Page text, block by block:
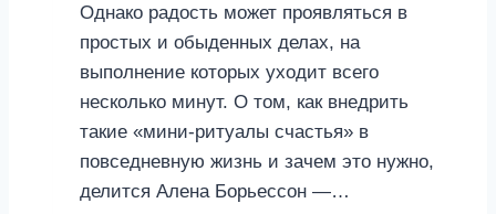
Однако радость может проявляться в
простых и обыденных делах, на
выполнение которых уходит всего
несколько минут. О том, как внедрить
такие «мини-ритуалы счастья» в
повседневную жизнь и зачем это нужно,
делится Алена Борьессон —…